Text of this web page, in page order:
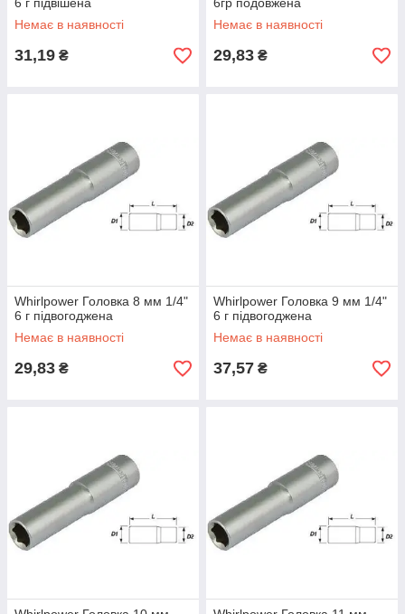
Немає в наявності
31,19 ₴
Немає в наявності
29,83 ₴
Whirlpower Головка 8 мм 1/4"
6 г підвогоджена
Немає в наявності
29,83 ₴
Whirlpower Головка 9 мм 1/4"
6 г підвогоджена
Немає в наявності
37,57 ₴